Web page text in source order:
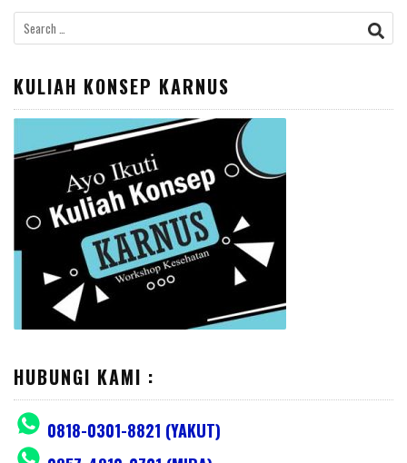
Search
for:
KULIAH KONSEP KARNUS
HUBUNGI KAMI :
0818-0301-8821 (YAKUT)